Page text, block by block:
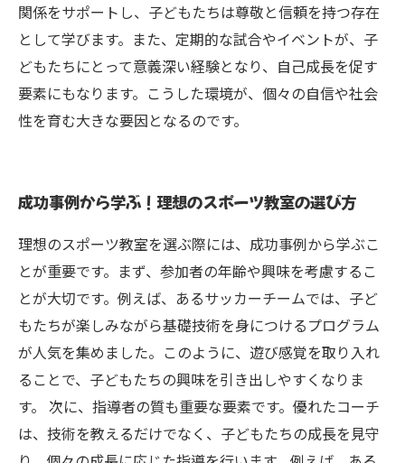
関係をサポートし、子どもたちは尊敬と信頼を持つ存在
として学びます。また、定期的な試合やイベントが、子
どもたちにとって意義深い経験となり、自己成長を促す
要素にもなります。こうした環境が、個々の自信や社会
性を育む大きな要因となるのです。
成功事例から学ぶ！理想のスポーツ教室の選び方
理想のスポーツ教室を選ぶ際には、成功事例から学ぶこ
とが重要です。まず、参加者の年齢や興味を考慮するこ
とが大切です。例えば、あるサッカーチームでは、子ど
もたちが楽しみながら基礎技術を身につけるプログラム
が人気を集めました。このように、遊び感覚を取り入れ
ることで、子どもたちの興味を引き出しやすくなりま
す。 次に、指導者の質も重要な要素です。優れたコーチ
は、技術を教えるだけでなく、子どもたちの成長を見守